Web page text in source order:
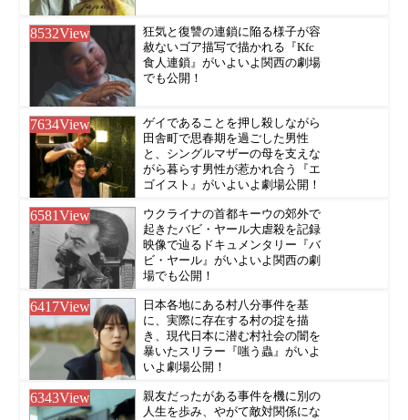
8532View
狂気と復讐の連鎖に陥る様子が容
赦ないゴア描写で描かれる『Kfc
食人連鎖』がいよいよ関西の劇場
でも公開！
7634View
ゲイであることを押し殺しながら
田舎町で思春期を過ごした男性
と、シングルマザーの母を支えな
がら暮らす男性が惹かれ合う『エ
ゴイスト』がいよいよ劇場公開！
6581View
ウクライナの首都キーウの郊外で
起きたバビ・ヤール大虐殺を記録
映像で辿るドキュメンタリー『バ
ビ・ヤール』がいよいよ関西の劇
場でも公開！
6417View
日本各地にある村八分事件を基
に、実際に存在する村の掟を描
き、現代日本に潜む村社会の闇を
暴いたスリラー『嗤う蟲』がいよ
いよ劇場公開！
6343View
親友だったがある事件を機に別の
人生を歩み、やがて敵対関係にな